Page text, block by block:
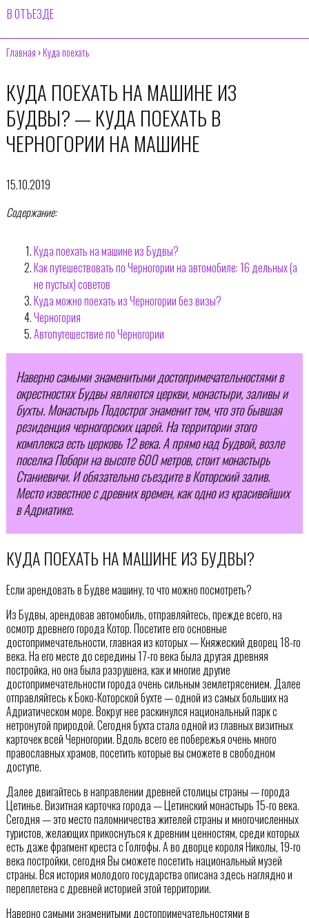
В ОТЪЕЗДЕ
Главная ›Куда поехать
КУДА ПОЕХАТЬ НА МАШИНЕ ИЗ
БУДВЫ? — КУДА ПОЕХАТЬ В
ЧЕРНОГОРИИ НА МАШИНЕ
15.10.2019
Содержание:
Куда поехать на машине из Будвы?
Как путешествовать по Черногории на автомобиле: 16 дельных (а
не пустых) советов
Куда можно поехать из Черногории без визы?
Черногория
Автопутешествие по Черногории
Наверно самыми знаменитыми достопримечательностями в
окрестностях Будвы являются церкви, монастыри, заливы и
бухты. Монастырь Подострог знаменит тем, что это бывшая
резиденция черногорских царей. На территории этого
комплекса есть церковь 12 века. А прямо над Будвой, возле
поселка Побори на высоте 600 метров, стоит монастырь
Станиевичи. И обязательно съездите в Которский залив.
Место известное с древних времен, как одно из красивейших
в Адриатике.
КУДА ПОЕХАТЬ НА МАШИНЕ ИЗ БУДВЫ?
Если арендовать в Будве машину, то что можно посмотреть?
Из Будвы, арендовав автомобиль, отправляйтесь, прежде всего, на
осмотр древнего города Котор. Посетите его основные
достопримечательности, главная из которых — Княжеский дворец 18-го
века. На его месте до середины 17-го века была другая древняя
постройка, но она была разрушена, как и многие другие
достопримечательности города очень сильным землетрясением. Далее
отправляйтесь к Боко-Которской бухте — одной из самых больших на
Адриатическом море. Вокруг нее раскинулся национальный парк с
нетронутой природой. Сегодня бухта стала одной из главных визитных
карточек всей Черногории. Вдоль всего ее побережья очень много
православных храмов, посетить которые вы сможете в свободном
доступе.
Далее двигайтесь в направлении древней столицы страны — города
Цетинье. Визитная карточка города — Цетинский монастырь 15-го века.
Сегодня — это место паломничества жителей страны и многочисленных
туристов, желающих прикоснуться к древним ценностям, среди которых
есть даже фрагмент креста с Голгофы. А во дворце короля Николы, 19-го
века постройки, сегодня Вы сможете посетить национальный музей
страны. Вся история молодого государства описана здесь наглядно и
переплетена с древней историей этой территории.
Наверно самыми знаменитыми достопримечательностями в